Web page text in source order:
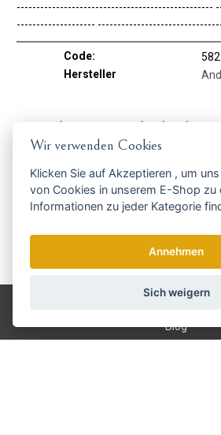
--------------------------------------------------
--------------------
Code:
Hersteller
rechtzeitig ...
Wir senden einmal pro Woche Nachrichten und Rabatte.
Versand und
Blog
Wir verwenden Cookies
Klicken Sie auf Akzeptieren , um
von Cookies in unserem E-Shop zu
Informationen zu jeder Kategorie
Annehmen
Sich weigern